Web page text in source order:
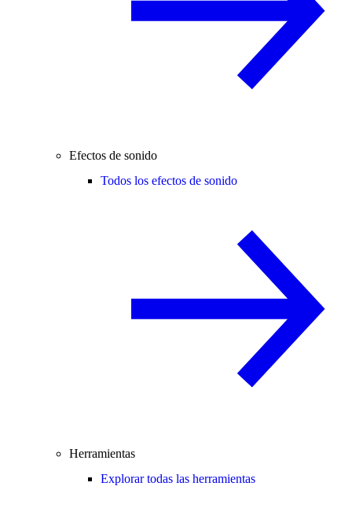
Efectos de sonido
Todos los efectos de sonido
Herramientas
Explorar todas las herramientas